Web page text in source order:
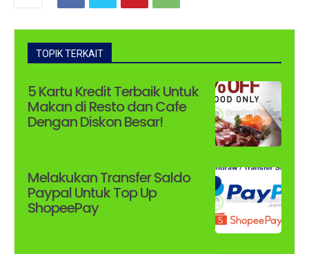
TOPIK TERKAIT
5 Kartu Kredit Terbaik Untuk
Makan di Resto dan Cafe
Dengan Diskon Besar!
Melakukan Transfer Saldo
Paypal Untuk Top Up
ShopeePay